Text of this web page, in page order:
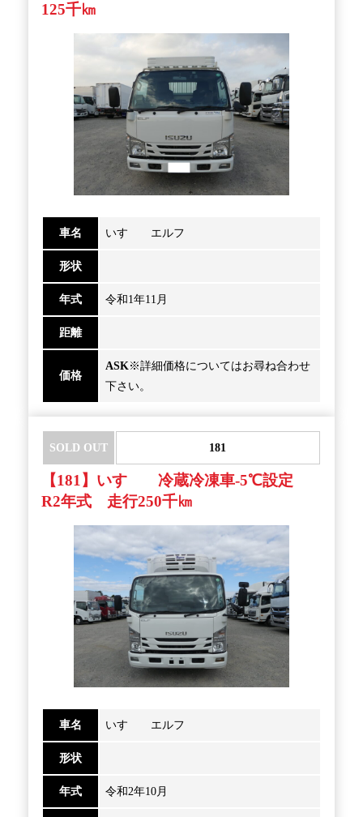
125千㎞
車名 いすゞ エルフ
形状
年式 令和1年11月
距離
価格
ASK※詳細価格についてはお尋ね合わせ
下さい。
SOLD OUT 181
【181】いすゞ 冷蔵冷凍車-5℃設定
R2年式 走行250千㎞
車名 いすゞ エルフ
形状
年式 令和2年10月